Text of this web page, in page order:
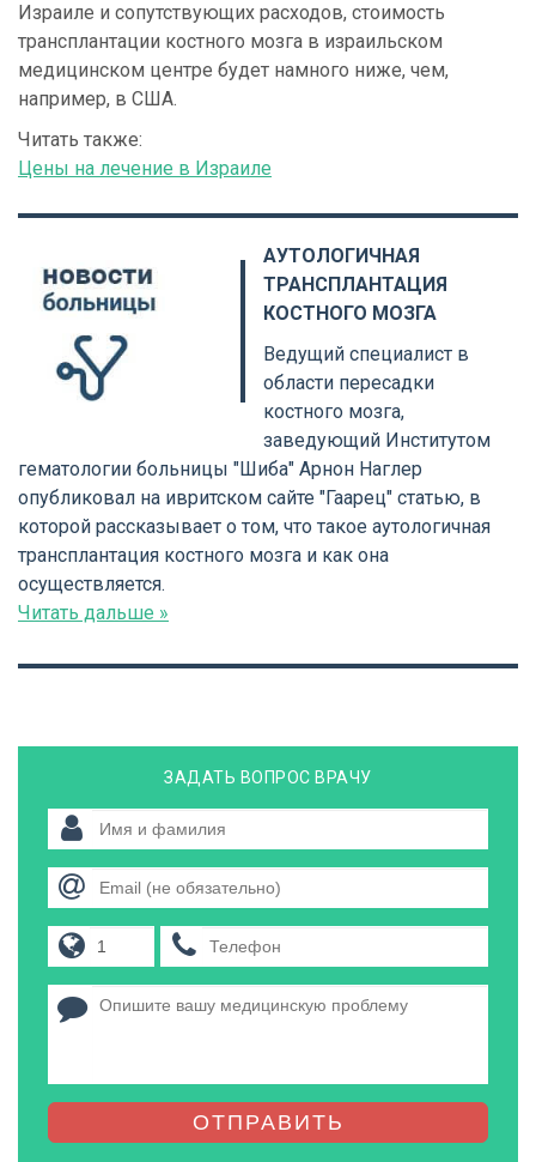
Израиле и сопутствующих расходов, стоимость
трансплантации костного мозга в израильском
медицинском центре будет намного ниже, чем,
например, в США.
Читать также:
Цены на лечение в Израиле
АУТОЛОГИЧНАЯ
ТРАНСПЛАНТАЦИЯ
КОСТНОГО МОЗГА
Ведущий специалист в
области пересадки
костного мозга,
заведующий Институтом
гематологии больницы "Шиба" Арнон Наглер
опубликовал на ивритском сайте "Гаарец" статью, в
которой рассказывает о том, что такое аутологичная
трансплантация костного мозга и как она
осуществляется.
Читать дальше »
ЗАДАТЬ ВОПРОС ВРАЧУ
ОТПРАВИТЬ